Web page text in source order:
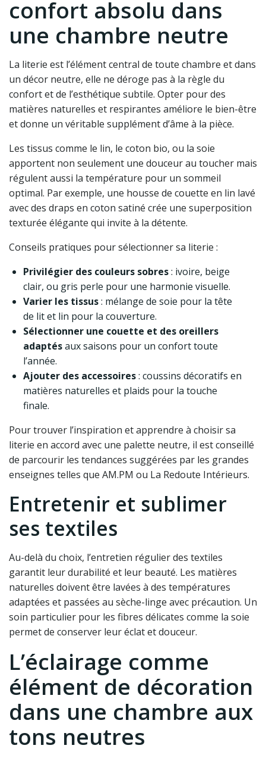
confort absolu dans
une chambre neutre
La literie est l’élément central de toute chambre et dans
un décor neutre, elle ne déroge pas à la règle du
confort et de l’esthétique subtile. Opter pour des
matières naturelles et respirantes améliore le bien-être
et donne un véritable supplément d’âme à la pièce.
Les tissus comme le lin, le coton bio, ou la soie
apportent non seulement une douceur au toucher mais
régulent aussi la température pour un sommeil
optimal. Par exemple, une housse de couette en lin lavé
avec des draps en coton satiné crée une superposition
texturée élégante qui invite à la détente.
Conseils pratiques pour sélectionner sa literie :
Privilégier des couleurs sobres: ivoire, beige
clair, ou gris perle pour une harmonie visuelle.
Varier les tissus: mélange de soie pour la tête
de lit et lin pour la couverture.
Sélectionner une couette et des oreillers
adaptésaux saisons pour un confort toute
l’année.
Ajouter des accessoires: coussins décoratifs en
matières naturelles et plaids pour la touche
finale.
Pour trouver l’inspiration et apprendre à choisir sa
literie en accord avec une palette neutre, il est conseillé
de parcourir les tendances suggérées par les grandes
enseignes telles que AM.PM ou La Redoute Intérieurs.
Entretenir et sublimer
ses textiles
Au-delà du choix, l’entretien régulier des textiles
garantit leur durabilité et leur beauté. Les matières
naturelles doivent être lavées à des températures
adaptées et passées au sèche-linge avec précaution. Un
soin particulier pour les fibres délicates comme la soie
permet de conserver leur éclat et douceur.
L’éclairage comme
élément de décoration
dans une chambre aux
tons neutres